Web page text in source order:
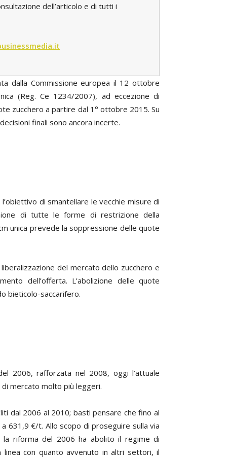
dell’articolo e di tutti i
dalla Commissione europea il 12 ottobre
(Reg. Ce 1234/2007), ad eccezione di
zucchero a partire dal 1° ottobre 2015. Su
finali sono ancora incerte.
di smantellare le vecchie misure di
di tutte le forme di restrizione della
unica prevede la soppressione delle quote
del mercato dello zucchero e
dell’offerta. L’abolizione delle quote
bieticolo-saccarifero.
2006, rafforzata nel 2008, oggi l’attuale
mercato molto più leggeri.
dal 2006 al 2010; basti pensare che fino al
631,9 €/t. Allo scopo di proseguire sulla via
la riforma del 2006 ha abolito il regime di
con quanto avvenuto in altri settori, il